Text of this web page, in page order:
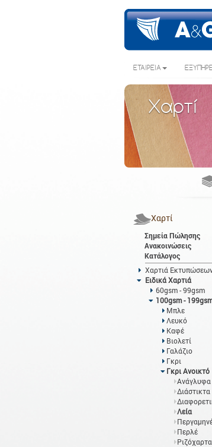
ΕΤΑΙΡΕΙΑ
Χαρτί
Χαρτί
Σημεία Πώλησης
Ανακοινώσεις
Κατάλογος
Χαρτιά
Ειδικά Χαρτιά
60gsm - 99gsm
100gsm -
Μπλε
Λευκό
Καφέ
Βιολετί
Γαλάζιο
Γκρι
Γκρι Ανοικτό
Διάστικτα
Λεία
Περλέ
Ριζόχαρτα